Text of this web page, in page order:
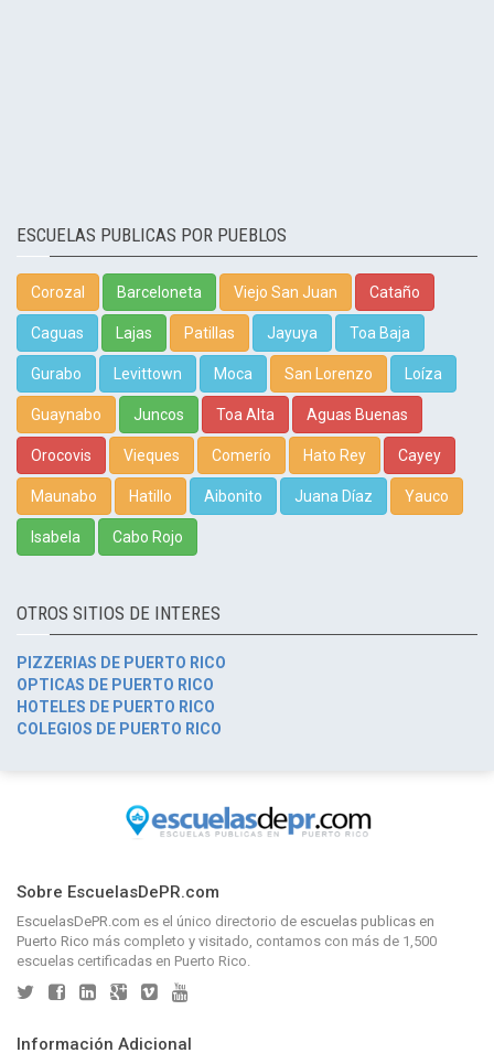
ESCUELAS PUBLICAS POR PUEBLOS
Corozal Barceloneta Viejo San Juan Cataño
Caguas Lajas Patillas Jayuya Toa Baja
Gurabo Levittown Moca San Lorenzo Loíza
Guaynabo Juncos Toa Alta Aguas Buenas
Orocovis Vieques Comerío Hato Rey Cayey
Maunabo Hatillo Aibonito Juana Díaz Yauco
Isabela Cabo Rojo
OTROS SITIOS DE INTERES
PIZZERIAS DE PUERTO RICO
OPTICAS DE PUERTO RICO
HOTELES DE PUERTO RICO
COLEGIOS DE PUERTO RICO
Sobre EscuelasDePR.com
EscuelasDePR.com es el único directorio de escuelas publicas en
Puerto Rico más completo y visitado, contamos con más de 1,500
escuelas certificadas en Puerto Rico.
Información Adicional